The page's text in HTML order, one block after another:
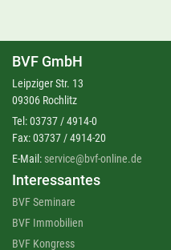
BVF GmbH
Leipziger Str. 13
09306 Rochlitz
Tel: 03737 / 4914-0
Fax: 03737 / 4914-20
E-Mail: service@bvf-online.de
Interessantes
BVF Seminare
BVF Immobilien
BVF Kongress